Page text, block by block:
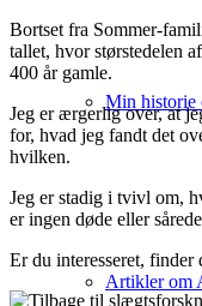
Min historie
Artikler om
Bortset fra Sommer-
tallet, hvor størstedelen
400 år gamle.
Jeg er ærgerlig over, at
for, hvad jeg fandt det
hvilken.
Jeg er stadig i tvivl om,
er ingen døde eller
Er du interesseret, finder